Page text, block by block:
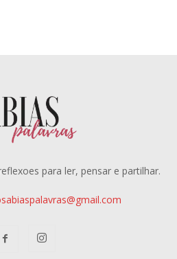
para ler, pensar e partilhar.